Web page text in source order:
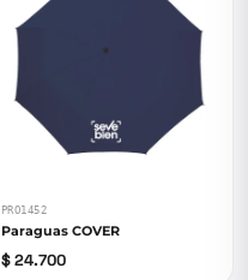
PRO1452
Paraguas COVER
$ 24.700